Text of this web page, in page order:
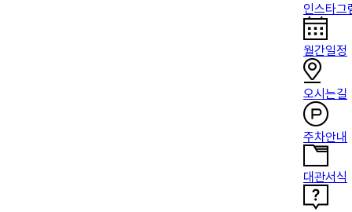
인스타그
월간일정
오시는길
주차안내
대관서식